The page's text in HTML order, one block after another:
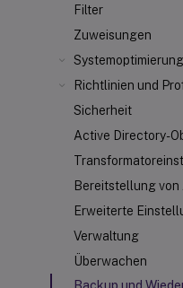
Filter
Zuweisungen
Systemoptimierung
Richtlinien und
Sicherheit
Active Directory-
Bereitstellung
Erweiterte
Verwaltung
Überwachen